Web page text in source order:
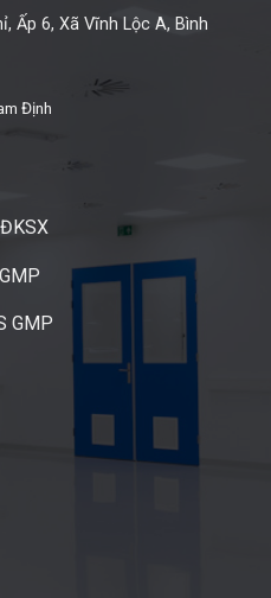
Ấp 6, Xã Vĩnh Lộc A, Bình
Định
GMP